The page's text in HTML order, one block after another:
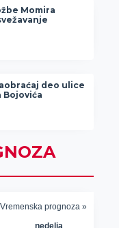
Momira
deo ulice
Bojovića